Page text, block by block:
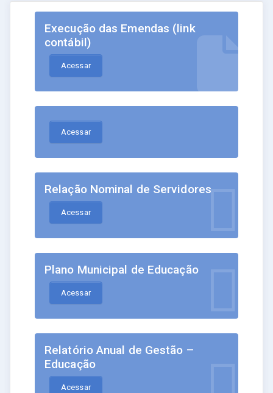
Execução das Emendas (link
contábil)
Acessar
Acessar
Relação Nominal de Servidores
Acessar
Plano Municipal de Educação
Acessar
Relatório Anual de Gestão –
Educação
Acessar